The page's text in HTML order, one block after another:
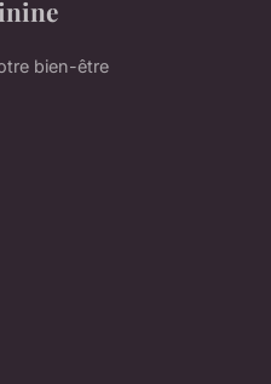
bien-être